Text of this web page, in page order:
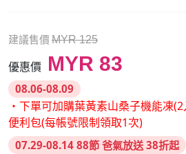
建議售價 MYR 125
優惠價 MYR 83
08.06-08.09
・下單可加購葉黃素山桑子機能凍
便利包(每帳號限制領取1次)
07.29-08.14 88節 爸氣放送 38折起